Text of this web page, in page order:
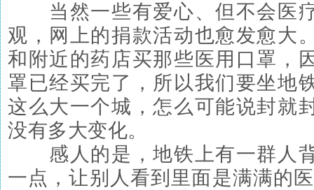
当然一些有爱心、但不会医
观，网上的捐款活动也愈发愈大
和附近的药店买那些医用口罩，
罩已经买完了，所以我们要坐地
这么大一个城，怎么可能说封就
没有多大变化。
感人的是，地铁上有一群人
一点，让别人看到里面是满满的